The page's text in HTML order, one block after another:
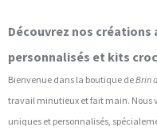
Découvrez nos créations
personnalisés et kits
Bienvenue dans la boutique deBrin
travail minutieux et fait main. Nous
uniques et personnalisés,